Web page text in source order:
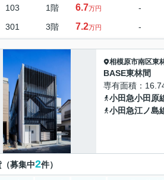
103 1階 6.7万円 -
301 3階 7.2万円 -
相模原市南区東
BASE東林間
専有面積
小田急小田原
小田急江ノ島
募集中2件）